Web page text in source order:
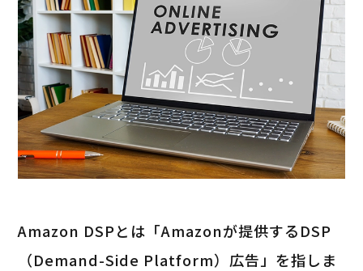
Amazon DSPとは「Amazonが提供するDSP
（Demand-Side Platform）広告」を指しま